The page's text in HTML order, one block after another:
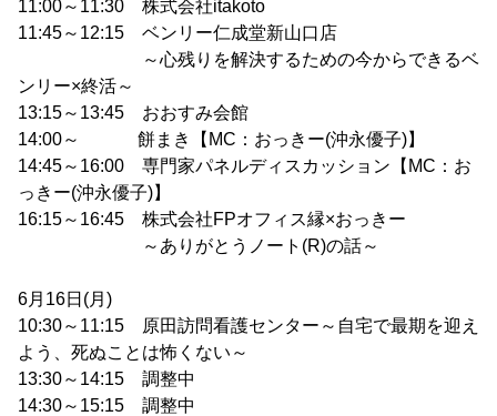
11:00～11:30 株式会社itakoto
11:45～12:15 ベンリー仁成堂新山口店
～心残りを解決するための今からできるベ
ンリー×終活～
13:15～13:45 おおすみ会館
14:00～ 餅まき【MC：おっきー(沖永優子)】
14:45～16:00 専門家パネルディスカッション【MC：お
っきー(沖永優子)】
16:15～16:45 株式会社FPオフィス縁×おっきー
～ありがとうノート(R)の話～
6月16日(月)
10:30～11:15 原田訪問看護センター～自宅で最期を迎え
よう、死ぬことは怖くない～
13:30～14:15 調整中
14:30～15:15 調整中